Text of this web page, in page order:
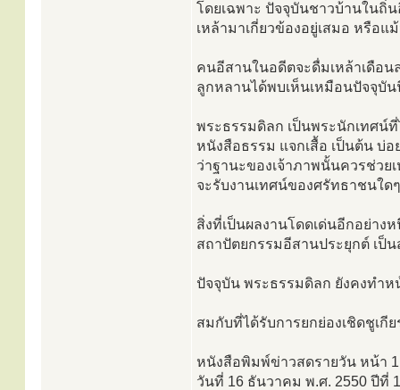
โดยเฉพาะ ปัจจุบันชาวบ้านในถิ่
เหล้ามาเกี่ยวข้องอยู่เสมอ หรือ
คนอีสานในอดีตจะดื่มเหล้าเดือน
ลูกหลานได้พบเห็นเหมือนปัจจุบั
พระธรรมดิลก เป็นพระนักเทศน์
หนังสือธรรม แจกเสื้อ เป็นต้น บ่
ว่าฐานะของเจ้าภาพนั้นควรช่วย
จะรับงานเทศน์ของศรัทธาชนใดๆ
สิ่งที่เป็นผลงานโดดเด่นอีกอย่าง
สถาปัตยกรรมอีสานประยุกต์ เป็
ปัจจุบัน พระธรรมดิลก ยังคงทำ
สมกับที่ได้รับการยกย่องเชิดชูเกี
หนังสือพิมพ์ข่าวสดรายวัน หน้า
วันที่ 16 ธันวาคม พ.ศ. 2550 ปีที่